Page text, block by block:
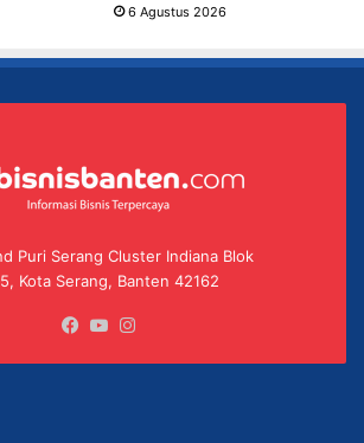
6 Agustus 2026
Puri Serang Cluster Indiana Blok
Kota Serang, Banten 42162
Facebook
YouTube